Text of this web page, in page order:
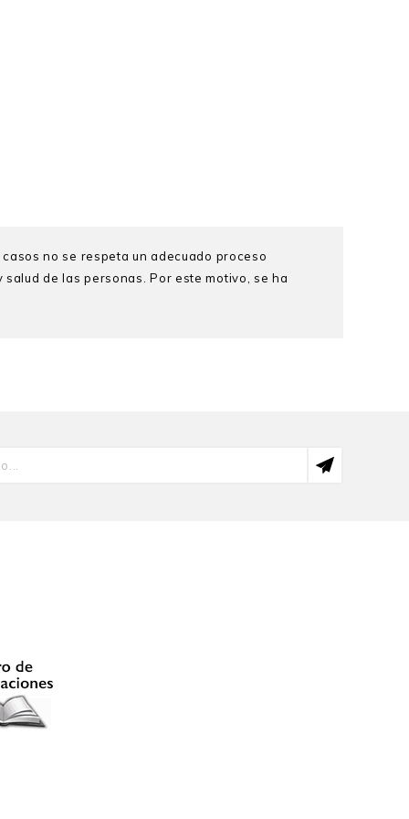
no se respeta un adecuado proceso
de las personas. Por este motivo, se ha